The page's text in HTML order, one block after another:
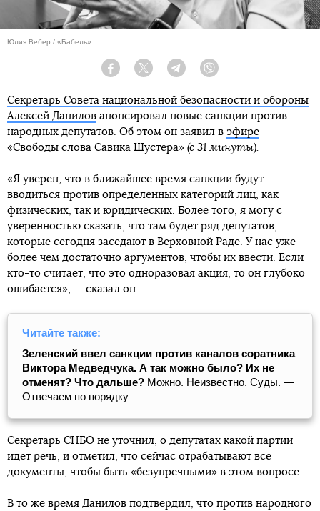
Юлия Вебер / «Бабель»
Facebook Twitter Telegram
Секретарь Совета национальной безопасности и обороны
Алексей Данилов анонсировал новые санкции против
народных депутатов. Об этом он заявил в эфире
«Свободы слова Савика Шустера» (с 31 минуты).
«Я уверен, что в ближайшее время санкции будут
вводиться против определенных категорий лиц, как
физических, так и юридических. Более того, я могу с
уверенностью сказать, что там будет ряд депутатов,
которые сегодня заседают в Верховной Раде. У нас уже
более чем достаточно аргументов, чтобы их ввести. Если
кто-то считает, что это одноразовая акция, то он глубоко
ошибается», — сказал он.
Читайте также:
Зеленский ввел санкции против каналов соратника
Виктора Медведчука. А так можно было? Их не
отменят? Что дальше? Можно. Неизвестно. Суды. —
Отвечаем по порядку
Секретарь СНБО не уточнил, о депутатах какой партии
идет речь, и отметил, что сейчас отрабатывают все
документы, чтобы быть «безупречными» в этом вопросе.
В то же время Данилов подтвердил, что против народного